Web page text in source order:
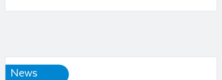
News